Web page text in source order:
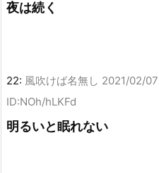
夜は続く
22: 風吹けば名無し 2021/02/
ID:NOh/hLKFd
明るいと眠れない